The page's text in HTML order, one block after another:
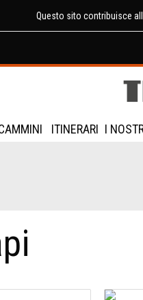
Questo sito contribuisce
ITINERARI I